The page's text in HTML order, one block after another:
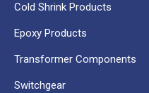
Cold Shrink Products
Epoxy Products
Transformer Components
Switchgear